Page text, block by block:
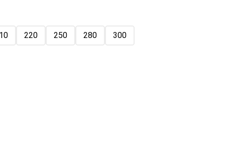
220 250 280 300